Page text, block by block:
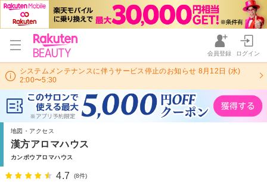
会員登録 ログイン
システムメンテナンスに伴うサービス停止のお知らせ 8月12日 (水)
2:00〜5:30
地図・アクセス
漢方アロマハウス
カンポウアロマハウス
4.7 (8件)